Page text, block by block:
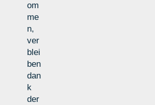
om
me
n,
ver
blei
ben
dan
k
der